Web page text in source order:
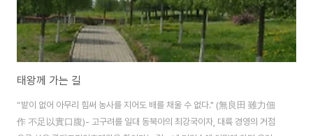
태왕께 가는 길
“밭이 없어 아무리 힘써 농사를 지어도 배를 채울 수 없다." (無良田 雖力佃
作 不足以實口腹)- 고구려를 일대 동북아의 최강국이자, 대륙 경영의 거점